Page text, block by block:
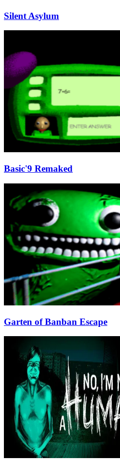
Silent Asylum
Basic'9 Remaked
Garten of Banban Escape